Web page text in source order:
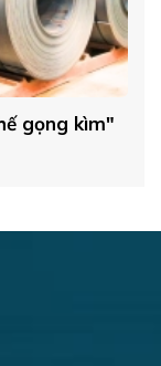
gọng kìm"